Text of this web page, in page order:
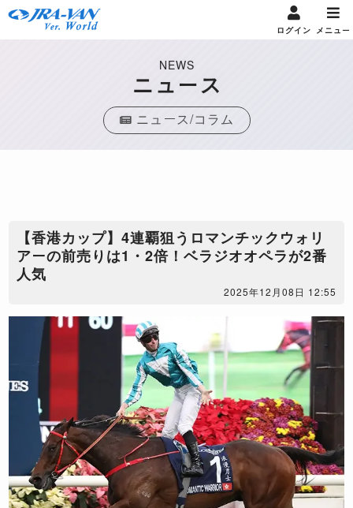
ログイン メニュー
NEWS
ニュース
ニュース/コラム
【香港カップ】4連覇狙うロマンチックウォリ
アーの前売りは1・2倍！ベラジオオペラが2番
人気
2025年12月08日 12:55